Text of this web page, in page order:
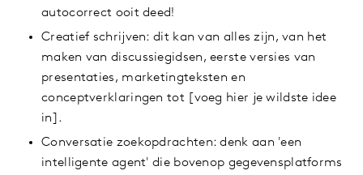
autocorrect ooit deed!
Creatief schrijven: dit kan van alles zijn, van het
maken van discussiegidsen, eerste versies van
presentaties, marketingteksten en
conceptverklaringen tot [voeg hier je wildste idee
in].
Conversatie zoekopdrachten: denk aan 'een
intelligente agent' die bovenop gegevensplatforms